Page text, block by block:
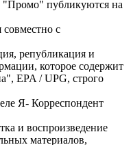
публикуются на
совместно с
републикация и
которое содержит
EPA / UPG, строго
Я- Корреспондент
и воспроизведение
материалов,